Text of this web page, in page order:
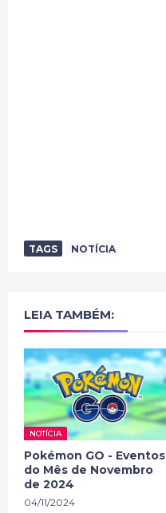
TAGS NOTÍCIA
LEIA TAMBÉM:
NOTÍCIA
Pokémon GO - Eventos
do Mês de Novembro
de 2024
04/11/2024